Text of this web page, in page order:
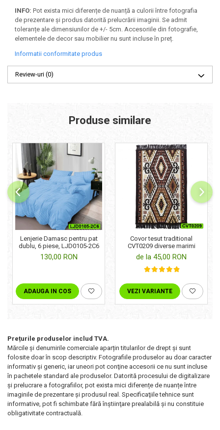
INFO: Pot exista mici diferențe de nuanță a culorii între fotografia
de prezentare și produs datorită prelucrării imaginii. Se admit
toleranțe ale dimensiunilor de +/- 5cm. Accesoriile din fotografie,
elementele de decor sau mobilier nu sunt incluse în preț.
Informatii conformitate produs
Review-uri (0)
Produse similare
Lenjerie Damasc pentru pat
dublu, 6 piese, LJD0105-2C6
130,00 RON
ADAUGA IN COS
Covor tesut traditional
CVT0209 diverse marimi
de la 45,00 RON
VEZI VARIANTE
Prețurile produselor includ TVA.
Mărcile și denumirile comerciale aparțin titularilor de drept şi sunt
folosite doar în scop descriptiv. Fotografiile produselor au doar caracter
informativ şi generic, iar uneori pot conţine accesorii ce nu sunt incluse
în pachetele standard ale produselor. Datorită procesului de digitalizare
și prelucrare a fotografiilor, pot exista mici diferențe de nuanțe între
imaginile de prezentare și produsul real. Specificaţiile tehnice sunt
informative, pot fi schimbate fără înştiinţare prealabilă şi nu constituie
obligativitate contractuală.